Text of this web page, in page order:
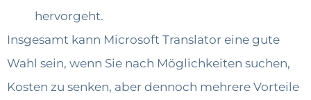
hervorgeht.
Insgesamt kann Microsoft Translator eine gute
Wahl sein, wenn Sie nach Möglichkeiten suchen,
Kosten zu senken, aber dennoch mehrere Vorteile